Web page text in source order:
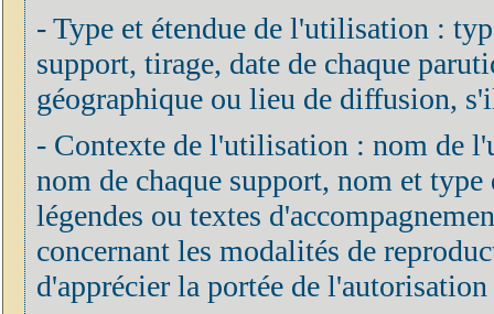
- Type et étendue de l'utilisation :
support, tirage, date de chaque
géographique ou lieu de diffusion,
- Contexte de l'utilisation : nom de
nom de chaque support, nom et
légendes ou textes
concernant les modalités de
d'apprécier la portée de